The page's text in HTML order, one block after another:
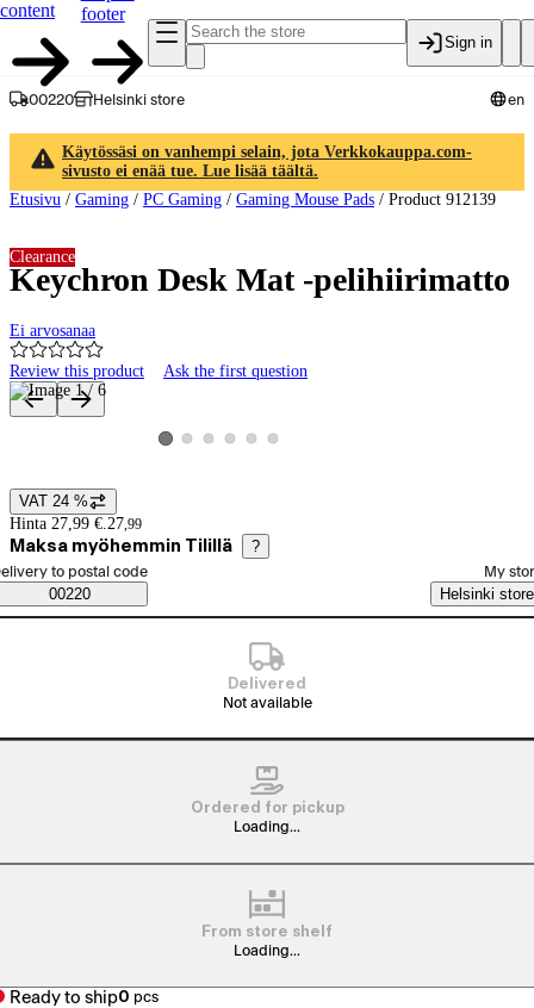
content
footer
Sign in
00220 Helsinki store en
Käytössäsi on vanhempi selain, jota Verkkokauppa.com-
sivusto ei enää tue. Lue lisää täältä.
Etusivu / Gaming / PC Gaming / Gaming Mouse Pads / Product 912139
Keychron Desk Mat -pelihiirimatto
Ei arvosanaa
Review this product Ask the first question
Clearance
Product images and videos
View product image 1
View product image 2
View product image 3
View product image 4
View product image 5
View product image 6
Price details
VAT 24 %
Hinta 27,99 €. 27,99
Maksa myöhemmin Tilillä ?
Saatavuustiedot
order method
to postal code
00220
My
Helsinki store
Delivered
Not available
Ordered for pickup
Loading...
From store shelf
Loading...
Ready to ship0 pcs